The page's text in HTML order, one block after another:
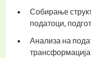
Собирање
податоци,
Анализа на